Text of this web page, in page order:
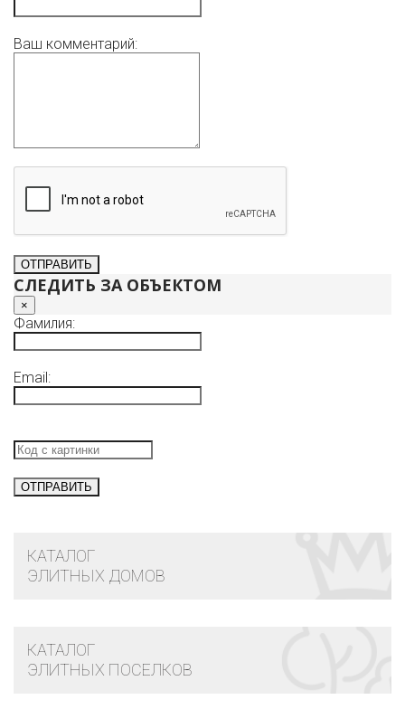
Ваш комментарий:
СЛЕДИТЬ ЗА ОБЪЕКТОМ
×
Фамилия:
Email:
КАТАЛОГ
ЭЛИТНЫХ ДОМОВ
КАТАЛОГ
ЭЛИТНЫХ ПОСЕЛКОВ